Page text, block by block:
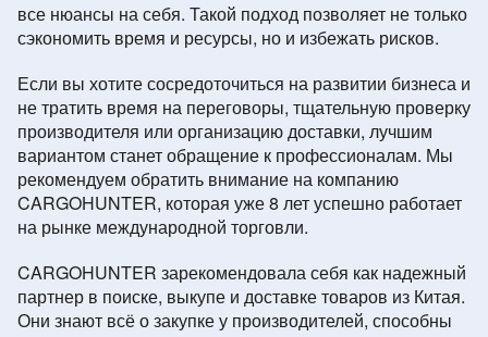
все нюансы на себя. Такой подход позволяет не только
сэкономить время и ресурсы, но и избежать рисков.
Если вы хотите сосредоточиться на развитии бизнеса и
не тратить время на переговоры, тщательную проверку
производителя или организацию доставки, лучшим
вариантом станет обращение к профессионалам. Мы
рекомендуем обратить внимание на компанию
CARGOHUNTER, которая уже 8 лет успешно работает
на рынке международной торговли.
CARGOHUNTER зарекомендовала себя как надежный
партнер в поиске, выкупе и доставке товаров из Китая.
Они знают всё о закупке у производителей, способны